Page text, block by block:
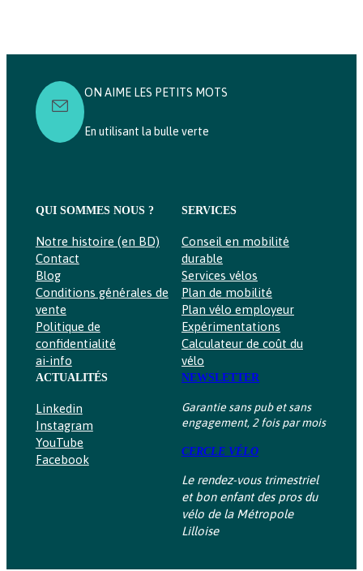
ON AIME LES PETITS MOTS
En utilisant la bulle verte
QUI SOMMES NOUS ?
Notre histoire (en BD)
Contact
Blog
Conditions générales de
vente
Politique de
confidentialité
ai-info
SERVICES
Conseil en mobilité
durable
Services vélos
Plan de mobilité
Plan vélo employeur
Expérimentations
Calculateur de coût du
vélo
ACTUALITÉS
Linkedin
Instagram
YouTube
Facebook
NEWSLETTER
Garantie sans pub et sans
engagement, 2 fois par mois
CERCLE VÉLO
Le rendez-vous trimestriel
et bon enfant des pros du
vélo de la Métropole
Lilloise